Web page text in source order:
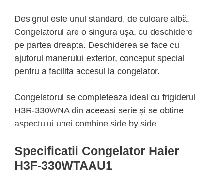
Designul este unul standard, de culoare albă.
Congelatorul are o singura ușa, cu deschidere
pe partea dreapta. Deschiderea se face cu
ajutorul manerului exterior, conceput special
pentru a facilita accesul la congelator.
Congelatorul se completeaza ideal cu frigiderul
H3R-330WNA din aceeasi serie și se obtine
aspectului unei combine side by side.
Specificatii Congelator Haier
H3F-330WTAAU1